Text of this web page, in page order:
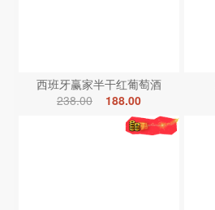
西班牙赢家半干红葡萄酒
238.00
188.00